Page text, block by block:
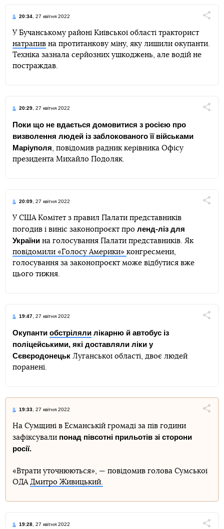
20:34 , 27 квітня 2022
Telegram FacebookTwitter
У Бучанському районі Київської області тракторист
натрапив на протитанкову міну, яку лишили окупанти.
Техніка зазнала серйозних ушкоджень, але водій не
постраждав.
20:29 , 27 квітня 2022
TelegramFacebookTwitter
Поки що не вдається домовитися з росією про
визволення людей із заблокованого її військами
Маріуполя , повідомив радник керівника Офісу
президента Михайло Подоляк.
20:09 , 27 квітня 2022
TelegramFacebookTwitter
У США Комітет з правил Палати представників
погодив і виніс законопроєкт про ленд-ліз для
України на голосування Палати представників. Як
повідомили «Голосу Америки» конгресмени,
голосування за законопроєкт може відбутися вже
цього тижня.
19:47 , 27 квітня 2022
TelegramFacebookTwitter
Окупанти обстріляли лікарню й автобус із
поліцейськими, які доставляли ліки у
Сєвєродонецьк Луганської області, двоє людей
поранені.
19:33 , 27 квітня 2022
TelegramFacebookTwitter
На Сумщині в Есманській громаді за пів години
зафіксували понад півсотні прильотів зі сторони
росії.
«Втрати уточнюються», — повідомив голова Сумської
ОДА Дмитро Живицький.
19:28 , 27 квітня 2022